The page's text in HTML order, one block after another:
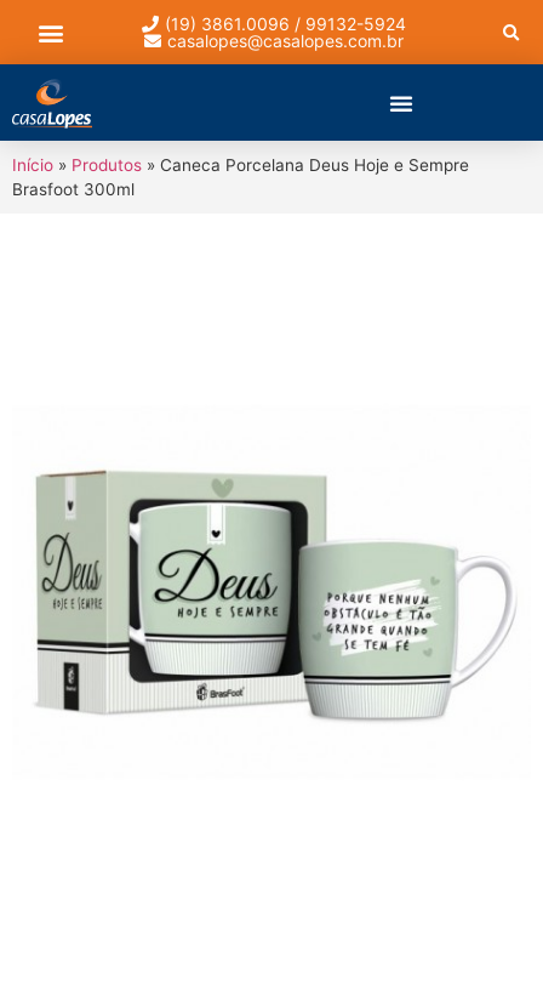
(19) 3861.0096 / 99132-5924
casalopes@casalopes.com.br
Início » Produtos » Caneca Porcelana Deus Hoje e Sempre
Brasfoot 300ml